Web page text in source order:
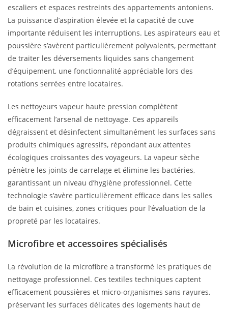
escaliers et espaces restreints des appartements antoniens.
La puissance d’aspiration élevée et la capacité de cuve
importante réduisent les interruptions. Les aspirateurs eau et
poussière s’avèrent particulièrement polyvalents, permettant
de traiter les déversements liquides sans changement
d’équipement, une fonctionnalité appréciable lors des
rotations serrées entre locataires.
Les nettoyeurs vapeur haute pression complètent
efficacement l’arsenal de nettoyage. Ces appareils
dégraissent et désinfectent simultanément les surfaces sans
produits chimiques agressifs, répondant aux attentes
écologiques croissantes des voyageurs. La vapeur sèche
pénètre les joints de carrelage et élimine les bactéries,
garantissant un niveau d’hygiène professionnel. Cette
technologie s’avère particulièrement efficace dans les salles
de bain et cuisines, zones critiques pour l’évaluation de la
propreté par les locataires.
Microfibre et accessoires spécialisés
La révolution de la microfibre a transformé les pratiques de
nettoyage professionnel. Ces textiles techniques captent
efficacement poussières et micro-organismes sans rayures,
préservant les surfaces délicates des logements haut de